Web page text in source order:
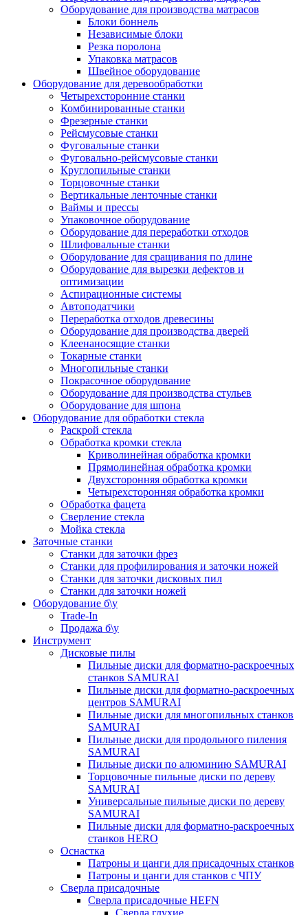
Оборудование для производства матрасов
Блоки боннель
Независимые блоки
Резка поролона
Упаковка матрасов
Швейное оборудование
Оборудование для деревообработки
Четырехсторонние станки
Комбинированные станки
Фрезерные станки
Рейсмусовые станки
Фуговальные станки
Фуговально-рейсмусовые станки
Круглопильные станки
Торцовочные станки
Вертикальные ленточные станки
Ваймы и прессы
Упаковочное оборудование
Оборудование для переработки отходов
Шлифовальные станки
Оборудование для сращивания по длине
Оборудование для вырезки дефектов и
оптимизации
Аспирационные системы
Автоподатчики
Переработка отходов древесины
Оборудование для производства дверей
Клеенаносящие станки
Токарные станки
Многопильные станки
Покрасочное оборудование
Оборудование для производства стульев
Оборудование для шпона
Оборудование для обработки стекла
Раскрой стекла
Обработка кромки стекла
Криволинейная обработка кромки
Прямолинейная обработка кромки
Двухсторонняя обработка кромки
Четырехсторонняя обработка кромки
Обработка фацета
Сверление стекла
Мойка стекла
Заточные станки
Станки для заточки фрез
Станки для профилирования и заточки ножей
Станки для заточки дисковых пил
Станки для заточки ножей
Оборудование б\у
Trade-In
Продажа б\у
Инструмент
Дисковые пилы
Пильные диски для форматно-раскроечных
станков SAMURAI
Пильные диски для форматно-раскроечных
центров SAMURAI
Пильные диски для многопильных станков
SAMURAI
Пильные диски для продольного пиления
SAMURAI
Пильные диски по алюминию SAMURAI
Торцовочные пильные диски по дереву
SAMURAI
Универсальные пильные диски по дереву
SAMURAI
Пильные диски для форматно-раскроечных
станков HERO
Оснастка
Патроны и цанги для присадочных станков
Патроны и цанги для станков с ЧПУ
Сверла присадочные
Сверла присадочные HEFN
Сверла глухие